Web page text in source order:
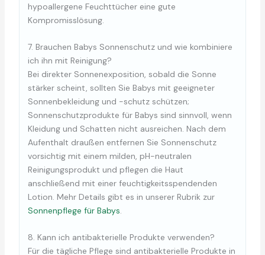
hypoallergene Feuchttücher eine gute
Kompromisslösung.
7. Brauchen Babys Sonnenschutz und wie kombiniere
ich ihn mit Reinigung?
Bei direkter Sonnenexposition, sobald die Sonne
stärker scheint, sollten Sie Babys mit geeigneter
Sonnenbekleidung und -schutz schützen;
Sonnenschutzprodukte für Babys sind sinnvoll, wenn
Kleidung und Schatten nicht ausreichen. Nach dem
Aufenthalt draußen entfernen Sie Sonnenschutz
vorsichtig mit einem milden, pH-neutralen
Reinigungsprodukt und pflegen die Haut
anschließend mit einer feuchtigkeitsspendenden
Lotion. Mehr Details gibt es in unserer Rubrik zur
Sonnenpflege für Babys.
8. Kann ich antibakterielle Produkte verwenden?
Für die tägliche Pflege sind antibakterielle Produkte in